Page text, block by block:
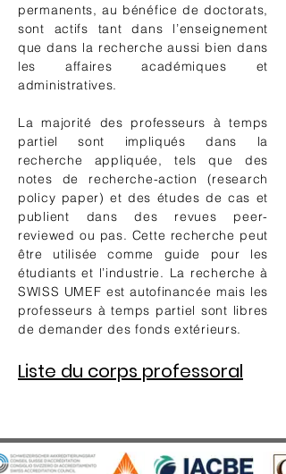
permanents, au bénéfice de doctorats,
sont actifs tant dans l’enseignement
que dans la recherche aussi bien dans
les affaires académiques et
administratives.
La majorité des professeurs à temps
partiel sont impliqués dans la
recherche appliquée, tels que des
notes de recherche-action (research
policy paper) et des études de cas et
publient dans des revues peer-
reviewed ou pas. Cette recherche peut
être utilisée comme guide pour les
étudiants et l’industrie. La recherche à
SWISS UMEF est autofinancée mais les
professeurs à temps partiel sont libres
de demander des fonds extérieurs.
Liste du corps professoral